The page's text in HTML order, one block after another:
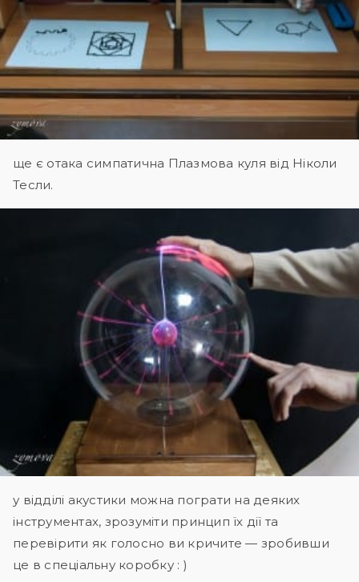
ще є отака симпатична Плазмова куля від Ніколи
Тесли.
у відділі акустики можна пограти на деяких
інструментах, зрозуміти принцип їх дії та
перевірити як голосно ви кричите — зробивши
це в спеціальну коробку : )